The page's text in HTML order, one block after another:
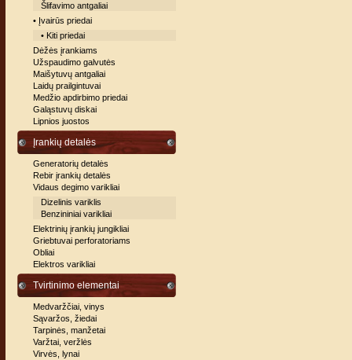
Šlifavimo antgaliai
• Įvairūs priedai
• Kiti priedai
Dėžės įrankiams
Užspaudimo galvutės
Maišytuvų antgaliai
Laidų prailgintuvai
Medžio apdirbimo priedai
Galąstuvų diskai
Lipnios juostos
Įrankių detalės
Generatorių detalės
Rebir įrankių detalės
Vidaus degimo varikliai
Dizelinis variklis
Benzininiai varikliai
Elektrinių įrankių jungikliai
Griebtuvai perforatoriams
Obliai
Elektros varikliai
Tvirtinimo elementai
Medvaržčiai, vinys
Sąvaržos, žiedai
Tarpinės, manžetai
Varžtai, veržlės
Virvės, lynai